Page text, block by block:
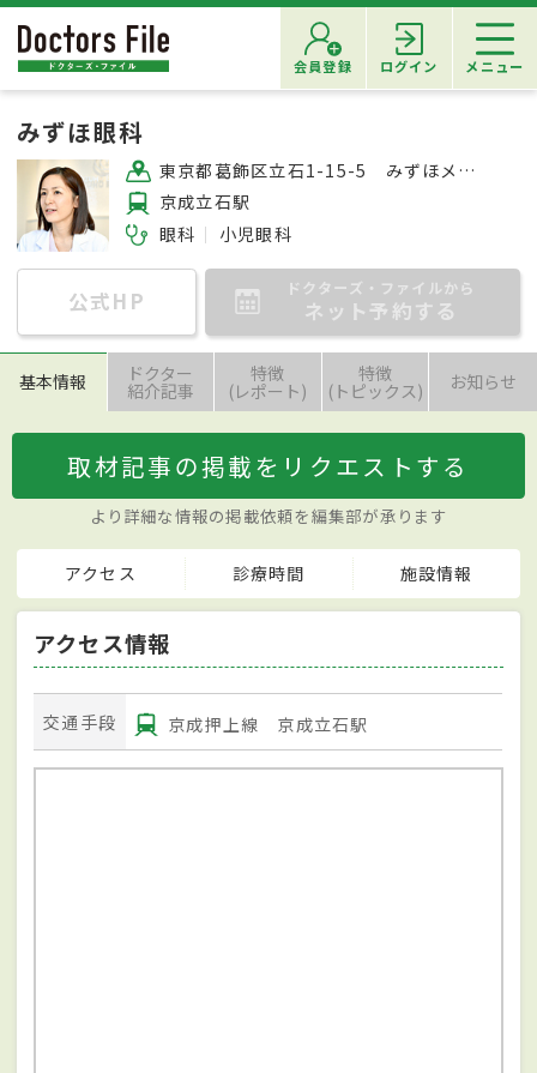
会員登録 ログイン メニュー
みずほ眼科
東京都葛飾区立石1-15-5 みずほメディカルモール3F
京成立石駅
眼科
小児眼科
公式HP ドクターズ・ファイルから
ネット予約する
基本情報 ドクター
紹介記事
特徴
(レポート)
特徴
(トピックス) お知らせ
取材記事の掲載をリクエストする
より詳細な情報の掲載依頼を編集部が承ります
アクセス 診療時間 施設情報
アクセス情報
交通手段 京成押上線 京成立石駅